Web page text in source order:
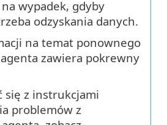
wypadek, gdyby
odzyskania danych.
na temat ponownego
zawiera pokrewny
się z instrukcjami
problemów z